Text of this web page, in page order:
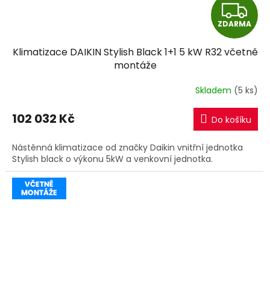
Z
D
A
R
M
A
ZDARMA
Klimatizace DAIKIN Stylish Black 1+1 5 kW R32 včetně
montáže
Skladem (5 ks)
102 032 Kč Do košíku
Nástěnná klimatizace od značky Daikin vnitřní jednotka
Stylish black o výkonu 5kW a venkovní jednotka.